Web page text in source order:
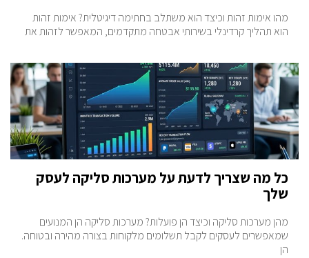
מהו אימות זהות וכיצד הוא משתלב בחתימה דיגיטלית? אימות זהות
הוא תהליך קרדינלי בשירותי אבטחה מתקדמים, המאפשר לזהות את
כל מה שצריך לדעת על מערכות סליקה לעסק
שלך
מהן מערכות סליקה וכיצד הן פועלות? מערכות סליקה הן המנועים
שמאפשרים לעסקים לקבל תשלומים מלקוחות בצורה מהירה ובטוחה.
הן